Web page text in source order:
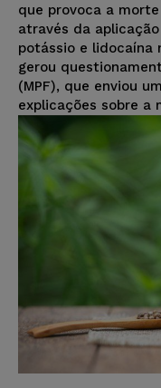
que provoca a
através da
potássio e lidocaína
gerou
(MPF), que enviou
explicações sobre a